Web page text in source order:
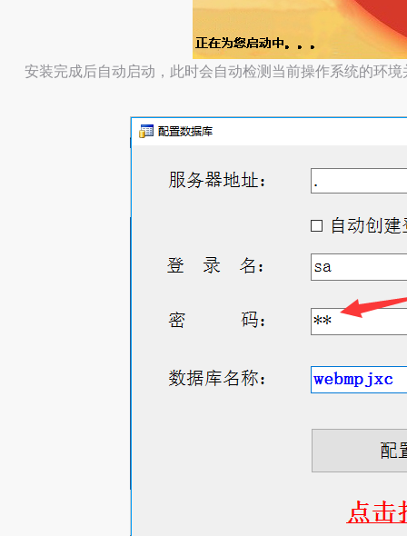
安装完成后自动启动，此时会自动检测当前操作系统的环